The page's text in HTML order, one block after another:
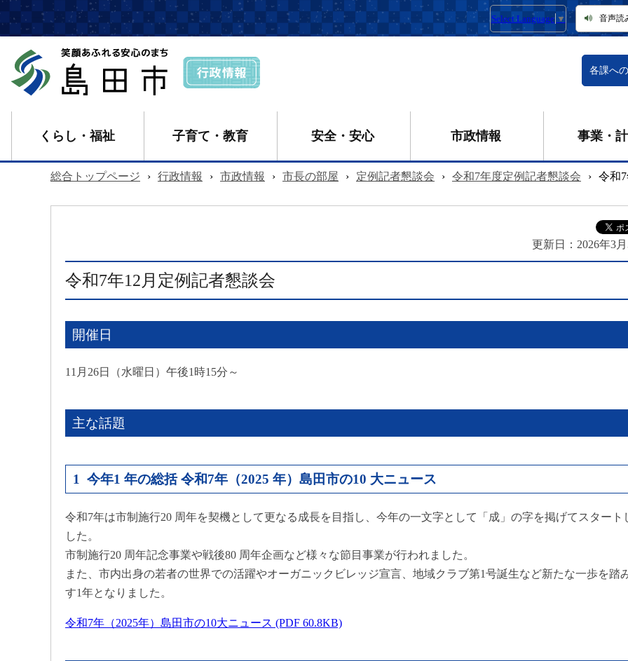
Select Language ▼ 音声読
各課への
くらし・福祉 子育て・教育 安全・安心 市政情報 事業・
総合トップページ › 行政情報 › 市政情報 › 市長の部屋 › 定例記者懇談会 › 令和7年度定例記者懇談会 › 令和
更新日： 2026年3
令和7年12月定例記者懇談会
開催日
11月26日（水曜日）午後1時15分～
主な話題
1 今年1 年の総括 令和7年（2025 年）島田市の10 大ニュース
令和7年は市制施行20 周年を契機として更なる成長を目指し、今年の一文字として「成」の字を掲げてスタート
した。
市制施行20 周年記念事業や戦後80 周年企画など様々な節目事業が行われました。
また、市内出身の若者の世界での活躍やオーガニックビレッジ宣言、地域クラブ第1号誕生など新たな一歩を踏
す1年となりました。
令和7年（2025年）島田市の10大ニュース (PDF 60.8KB)